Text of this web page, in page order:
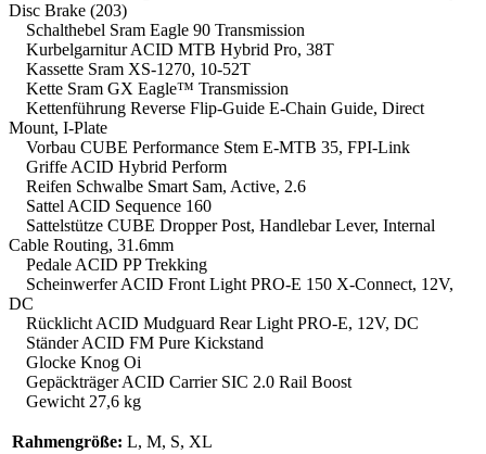
Disc Brake (203)
Schalthebel Sram Eagle 90 Transmission
Kurbelgarnitur ACID MTB Hybrid Pro, 38T
Kassette Sram XS-1270, 10-52T
Kette Sram GX Eagle™ Transmission
Kettenführung Reverse Flip-Guide E-Chain Guide, Direct
Mount, I-Plate
Vorbau CUBE Performance Stem E-MTB 35, FPI-Link
Griffe ACID Hybrid Perform
Reifen Schwalbe Smart Sam, Active, 2.6
Sattel ACID Sequence 160
Sattelstütze CUBE Dropper Post, Handlebar Lever, Internal
Cable Routing, 31.6mm
Pedale ACID PP Trekking
Scheinwerfer ACID Front Light PRO-E 150 X-Connect, 12V,
DC
Rücklicht ACID Mudguard Rear Light PRO-E, 12V, DC
Ständer ACID FM Pure Kickstand
Glocke Knog Oi
Gepäckträger ACID Carrier SIC 2.0 Rail Boost
Gewicht 27,6 kg
Rahmengröße: L, M, S, XL